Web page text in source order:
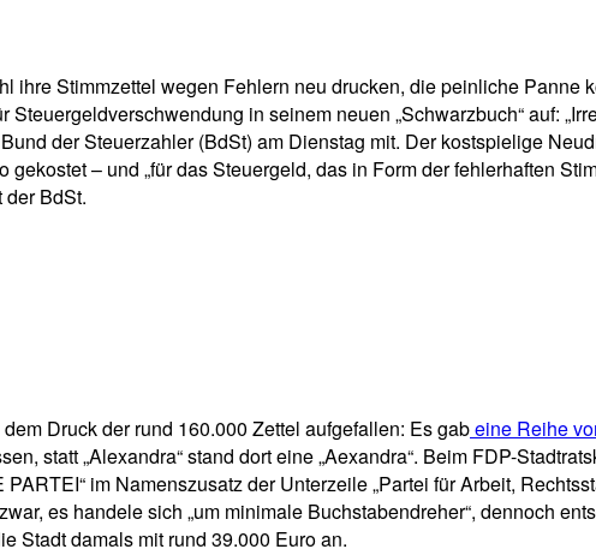
ihre Stimmzettel wegen Fehlern neu drucken, die peinliche Panne
in seinem neuen „Schwarzbuch“ auf:
der Steuerzahler (BdSt) am Dienstag mit. Der kostspielige
– und „für das Steuergeld, das in Form der fehlerhaften
der BdSt.
Druck der rund 160.000 Zettel aufgefallen: Es gabeine Reihe
statt „Alexandra“ stand dort eine „Aexandra“. Beim FDP-
PARTEI“ im Namenszusatz der Unterzeile „Partei für Arbeit,
es handele sich „um minimale Buchstabendreher“, dennoch
Stadt damals mit rund 39.000 Euro an.